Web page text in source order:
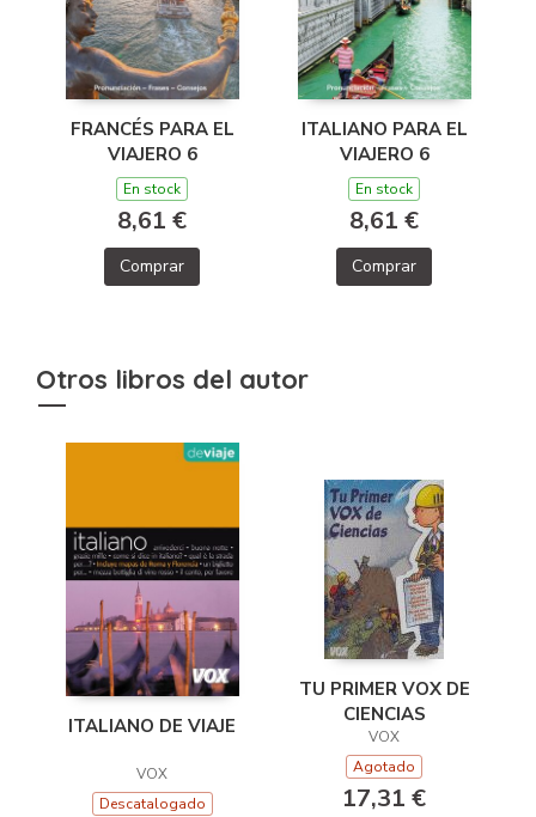
FRANCÉS PARA EL
VIAJERO 6
En stock
8,61 €
Comprar
ITALIANO PARA EL
VIAJERO 6
En stock
8,61 €
Comprar
Otros libros del autor
ITALIANO DE VIAJE
VOX
Descatalogado
TU PRIMER VOX DE
CIENCIAS
VOX
Agotado
17,31 €